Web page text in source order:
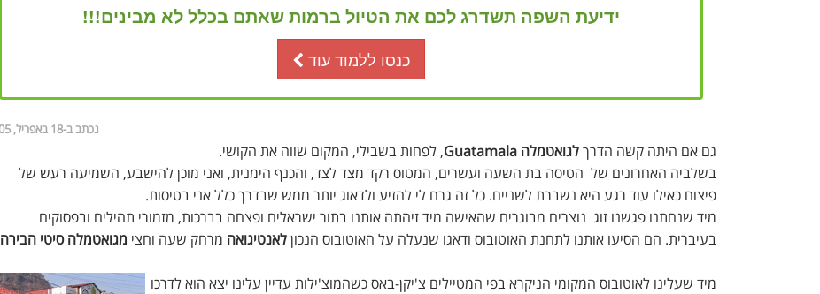
ידיעת השפה תשדרג לכם את הטיול ברמות שאתם בכלל לא מבינים!!!
כנסו ללמוד עוד
נכתב ב-18 באפריל, 2005
גם אם היתה קשה הדרךלגואטמלה Guatamala
, לפחות בשבילי, המקום שווה את הקושי.
בשלביה האחרונים של הטיסה בת השעה ועשרים, המטוס רקד מצד לצד, והכנף הימנית, ואני מוכן להישבע, השמיעה רעש של
פיצוח כאילו עוד רגע היא נשברת לשניים. כל זה גרם לי להזיע ולדאוג יותר ממש שבדרך כלל אני בטיסות.
מיד שנחתנו פגשנו זוג נוצרים מבוגרים שהאישה מיד זיהתה אותנו בתור ישראלים ופצחה בברכות, מזמורי תהילים ובפסוקים
בעיברית. הם הסיעו אותנו לתחנת האוטובוס ודאגו שנעלה על האוטובוס הנכוןלאנטיגואה מרחק שעה וחצי מגואטמלה סיטי הבירה
מיד שעלינו לאוטובוס המקומי הניקרא בפי המטיילים צ'יקן-באס כשהמוצ'ילות עדיין עלינו יצא הוא לדרכו